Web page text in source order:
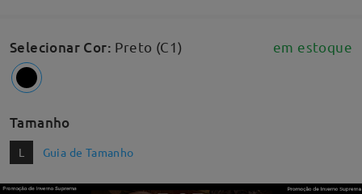
Selecionar Cor: Preto (C1) em estoque
Tamanho
L Guia de Tamanho